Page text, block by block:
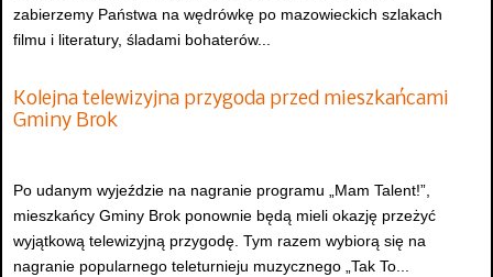
zabierzemy Państwa na wędrówkę po mazowieckich szlakach
filmu i literatury, śladami bohaterów...
Kolejna telewizyjna przygoda przed mieszkańcami
Gminy Brok
Po udanym wyjeździe na nagranie programu „Mam Talent!”,
mieszkańcy Gminy Brok ponownie będą mieli okazję przeżyć
wyjątkową telewizyjną przygodę. Tym razem wybiorą się na
nagranie popularnego teleturnieju muzycznego „Tak To...